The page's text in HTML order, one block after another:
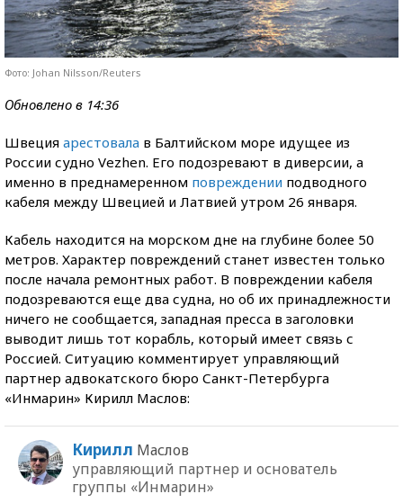
Фото: Johan Nilsson/Reuters
Обновлено в 14:36
Швеция арестовала в Балтийском море идущее из
России судно Vezhen. Его подозревают в диверсии, а
именно в преднамеренном повреждении подводного
кабеля между Швецией и Латвией утром 26 января.
Кабель находится на морском дне на глубине более 50
метров. Характер повреждений станет известен только
после начала ремонтных работ. В повреждении кабеля
подозреваются еще два судна, но об их принадлежности
ничего не сообщается, западная пресса в заголовки
выводит лишь тот корабль, который имеет связь с
Россией. Ситуацию комментирует управляющий
партнер адвокатского бюро Санкт-Петербурга
«Инмарин» Кирилл Маслов:
Кирилл Маслов
управляющий партнер и основатель
группы «Инмарин»